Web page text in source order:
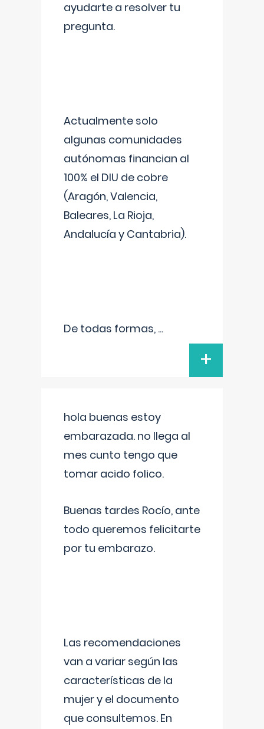
ayudarte a resolver tu
pregunta.
Actualmente solo
algunas comunidades
autónomas financian al
100% el DIU de cobre
(Aragón, Valencia,
Baleares, La Rioja,
Andalucía y Cantabria).
De todas formas, ...
+
hola buenas estoy
embarazada. no llega al
mes cunto tengo que
tomar acido folico.
Buenas tardes Rocío, ante
todo queremos felicitarte
por tu embarazo.
Las recomendaciones
van a variar según las
características de la
mujer y el documento
que consultemos. En